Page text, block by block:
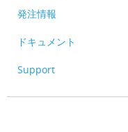
発注情報
ドキュメント
Support